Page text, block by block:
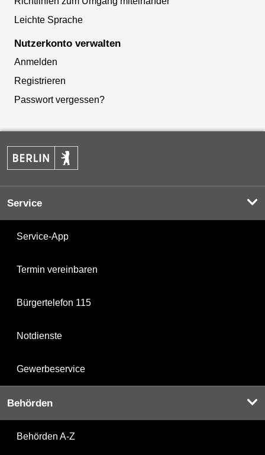
Leichte Sprache
Nutzerkonto verwalten
Anmelden
Registrieren
Passwort vergessen?
Service
Service-App
Termin vereinbaren
Bürgertelefon 115
Notdienste
Gewerbeservice
Behörden
Behörden A-Z